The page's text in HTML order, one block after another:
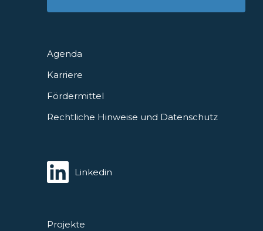
Projekte
Agenda
Karriere
Fördermittel
Rechtliche Hinweise und Datenschutz
Linkedin